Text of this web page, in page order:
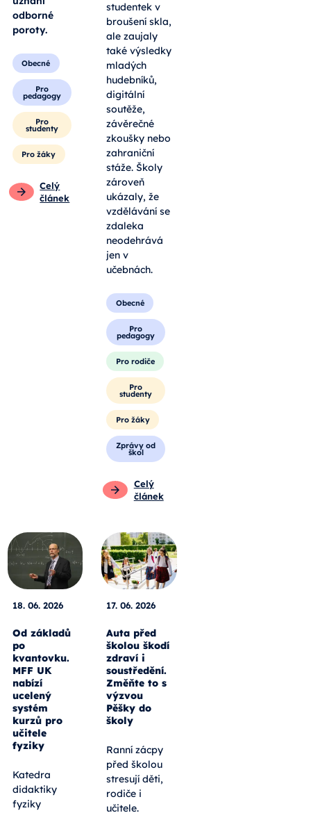
odborné
poroty.
Obecné
Pro
pedagogy
Pro
studenty
Pro žáky
Celý
článek
studentek v
broušení skla,
ale zaujaly
také výsledky
mladých
hudebníků,
digitální
soutěže,
závěrečné
zkoušky nebo
zahraniční
stáže. Školy
zároveň
ukázaly, že
vzdělávání se
zdaleka
neodehrává
jen v
učebnách.
Obecné
Pro
pedagogy
Pro rodiče
Pro
studenty
Pro žáky
Zprávy od
škol
Celý
článek
18. 06. 2026
Od základů
po
kvantovku.
MFF UK
nabízí
ucelený
systém
kurzů pro
učitele
fyziky
Katedra
didaktiky
fyziky
17. 06. 2026
Auta před
školou škodí
zdraví i
soustředění.
Změňte to s
výzvou
Pěšky do
školy
Ranní zácpy
před školou
stresují děti,
rodiče i
učitele.